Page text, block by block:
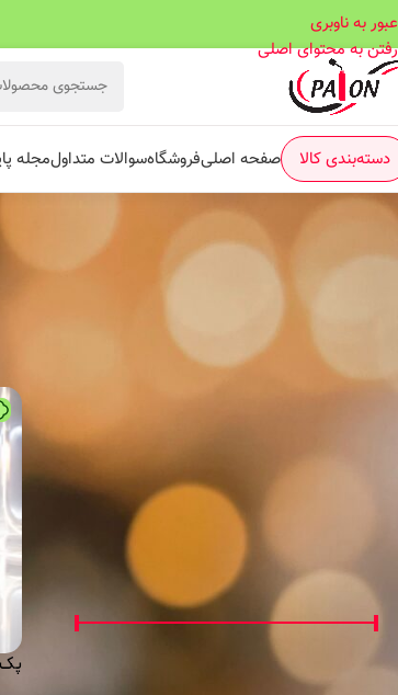
عبور به ناوبری
رفتن به محتوای اصلی
دسته‌بندی کالا صفحه اصلیفروشگاهسوالات متداولمجله
فیلتر موجودی و حراج
فیلتر براساس قیمت:
350,000 تومان
پک